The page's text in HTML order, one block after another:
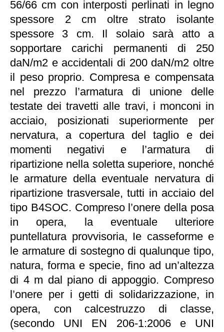
56/66 cm con interposti perlinati in legno
spessore 2 cm oltre strato isolante
spessore 3 cm. Il solaio sarà atto a
sopportare carichi permanenti di 250
daN/m2 e accidentali di 200 daN/m2 oltre
il peso proprio. Compresa e compensata
nel prezzo l’armatura di unione delle
testate dei travetti alle travi, i monconi in
acciaio, posizionati superiormente per
nervatura, a copertura del taglio e dei
momenti negativi e l’armatura di
ripartizione nella soletta superiore, nonché
le armature della eventuale nervatura di
ripartizione trasversale, tutti in acciaio del
tipo B4SOC. Compreso l’onere della posa
in opera, la eventuale ulteriore
puntellatura provvisoria, Ie casseforme e
le armature di sostegno di qualunque tipo,
natura, forma e specie, fino ad un’altezza
di 4 m dal piano di appoggio. Compreso
l’onere per i getti di solidarizzazione, in
opera, con calcestruzzo di classe,
(secondo UNI EN 206-1:2006 e UNI